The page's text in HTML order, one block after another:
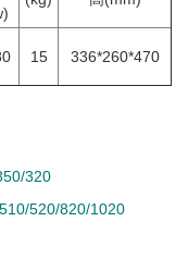
15 336*260*470
320
520/820/1020